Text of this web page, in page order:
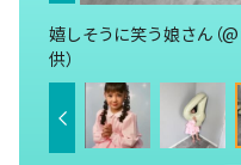
嬉しそうに笑う娘さん
供）